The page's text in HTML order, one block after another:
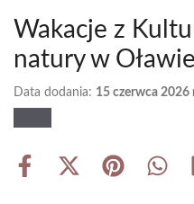
Wakacje z
natury w Oławie
Data dodania: 15 czerwca 2026
Share
Share Share Share